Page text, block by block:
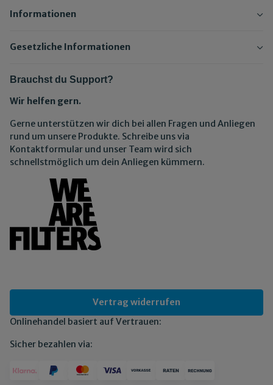
Informationen
Gesetzliche Informationen
Brauchst du Support?
Wir helfen gern.
Gerne unterstützen wir dich bei allen Fragen und Anliegen
rund um unsere Produkte. Schreibe uns via
Kontaktformular und unser Team wird sich
schnellstmöglich um dein Anliegen kümmern.
Vertrag widerrufen
Onlinehandel basiert auf Vertrauen:
Sicher bezahlen via: